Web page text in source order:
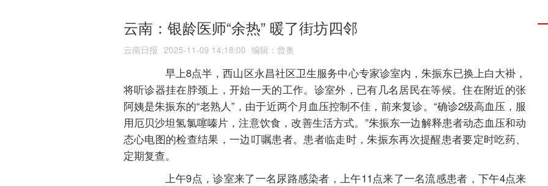
云南：银龄医师“余热” 暖了街坊四邻
云南日报 2025-11-09 14:18:00 编辑 ： 曾奥
早上8点半，西山区永昌社区卫生服务中心专家诊室内，朱振东已换上白大褂，
将听诊器挂在脖颈上，开始一天的工作。诊室外，已有几名居民在等候。住在附近的张
阿姨是朱振东的“老熟人”，由于近两个月血压控制不佳，前来复诊。“确诊2级高血压，服
用厄贝沙坦氢氯噻嗪片，注意饮食，改善生活方式。”朱振东一边解释患者动态血压和动
态心电图的检查结果，一边叮嘱患者。患者临走时，朱振东再次提醒患者要定时吃药、
定期复查。
上午9点，诊室来了一名尿路感染者，上午11点来了一名流感患者，下午4点来